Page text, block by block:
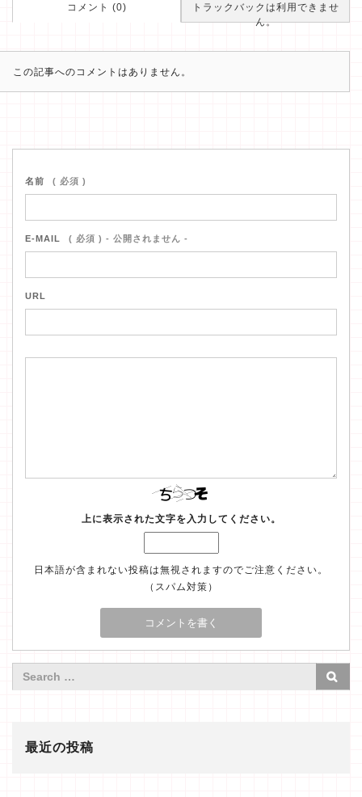
コメント (0)
トラックバックは利用できませ
ん。
この記事へのコメントはありません。
名前 ( 必須 )
E-MAIL ( 必須 ) - 公開されません -
URL
上に表示された文字を入力してください。
日本語が含まれない投稿は無視されますのでご注意ください。
（スパム対策）
最近の投稿